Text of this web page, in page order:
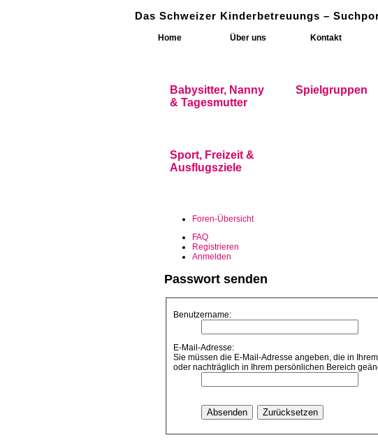
Das Schweizer Kinderbetreuungs –
Home Über uns Kontakt
Babysitter, Nanny
& Tagesmutter
Spielgruppen
Sport, Freizeit &
Ausflugsziele
Foren-Übersicht
FAQ
Registrieren
Anmelden
Passwort senden
Benutzername:
E-Mail-Adresse:
Sie müssen die E-Mail-Adresse angeben, die in
oder nachträglich in Ihrem persönlichen Bereich